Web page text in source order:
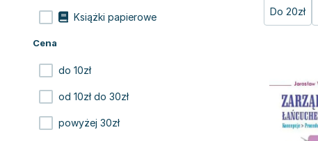
Książki papierowe
Cena
do 10zł
od 10zł do 30zł
powyżej 30zł
Do 20zł